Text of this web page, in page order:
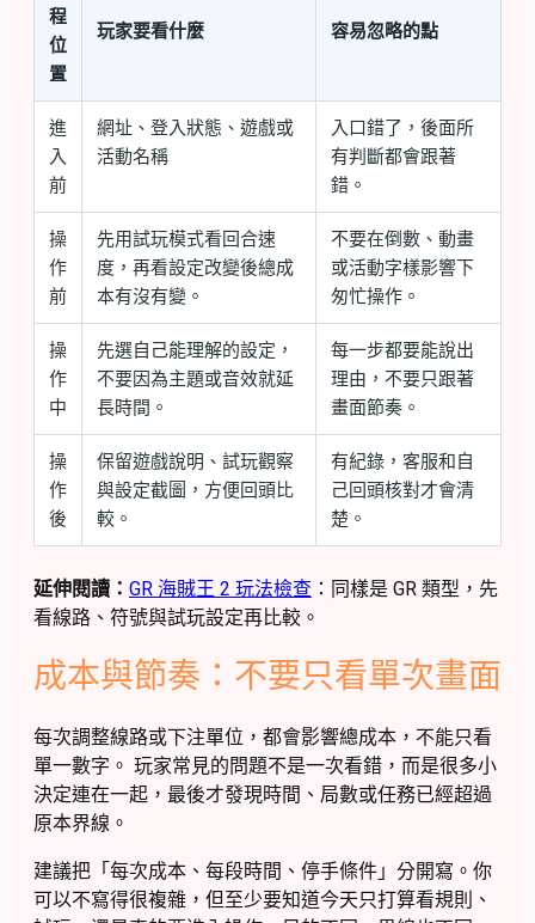
程
位
置
玩家要看什麼 容易忽略的點
進
入
前
網址、登入狀態、遊戲或
活動名稱
入口錯了，後面所
有判斷都會跟著
錯。
操
作
前
先用試玩模式看回合速
度，再看設定改變後總成
本有沒有變。
不要在倒數、動畫
或活動字樣影響下
匆忙操作。
操
作
中
先選自己能理解的設定，
不要因為主題或音效就延
長時間。
每一步都要能說出
理由，不要只跟著
畫面節奏。
操
作
後
保留遊戲說明、試玩觀察
與設定截圖，方便回頭比
較。
有紀錄，客服和自
己回頭核對才會清
楚。
延伸閱讀： GR 海賊王 2 玩法檢查 ：同樣是 GR 類型，先
看線路、符號與試玩設定再比較。
成本與節奏：不要只看單次畫面
每次調整線路或下注單位，都會影響總成本，不能只看
單一數字。 玩家常見的問題不是一次看錯，而是很多小
決定連在一起，最後才發現時間、局數或任務已經超過
原本界線。
建議把「每次成本、每段時間、停手條件」分開寫。你
可以不寫得很複雜，但至少要知道今天只打算看規則、